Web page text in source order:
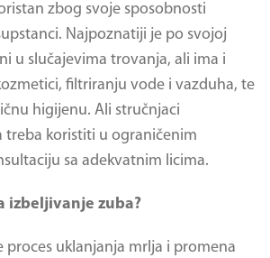
zbog svoje sposobnosti
Najpoznatiji je po svojoj
u slučajevima trovanja, ali ima i
filtriranju vode i vazduha, te
higijenu. Ali stručnjaci
treba koristiti u ograničenim
sa adekvatnim licima.
izbeljivanje zuba?
proces uklanjanja mrlja i promena